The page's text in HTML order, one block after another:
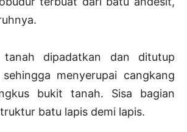
dipadatkan dan ditutup
menyerupai cangkang
bukit tanah. Sisa bagian
batu lapis demi lapis.